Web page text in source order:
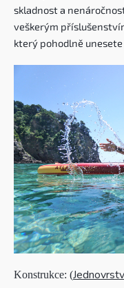
skladnost a
veškerým
který pohodlně unesete
Konstrukce: (